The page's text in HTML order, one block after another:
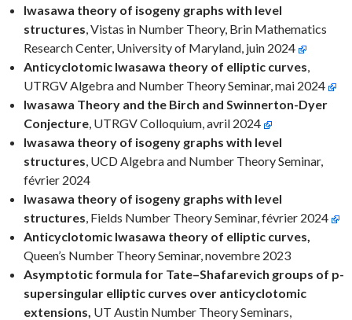
Iwasawa theory of isogeny graphs with level
structures, Vistas in Number Theory, Brin Mathematics
Research Center, University of Maryland, juin 2024
Anticyclotomic Iwasawa theory of elliptic curves,
UTRGV Algebra and Number Theory Seminar, mai 2024
Iwasawa Theory and the Birch and Swinnerton-Dyer
Conjecture, UTRGV Colloquium, avril 2024
Iwasawa theory of isogeny graphs with level
structures, UCD Algebra and Number Theory Seminar,
février 2024
Iwasawa theory of isogeny graphs with level
structures, Fields Number Theory Seminar, février 2024
Anticyclotomic Iwasawa theory of elliptic curves,
Queen’s Number Theory Seminar, novembre 2023
Asymptotic formula for Tate–Shafarevich groups of p-
supersingular elliptic curves over anticyclotomic
extensions, UT Austin Number Theory Seminars,